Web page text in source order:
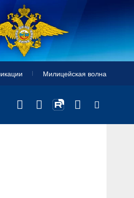
Милицейская волна